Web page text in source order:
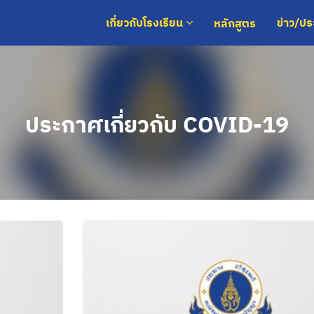
เกี่ยวกับโรงเรียน หลักสูตร ข่าว/ป
ประกาศเกี่ยวกับ COVID-19